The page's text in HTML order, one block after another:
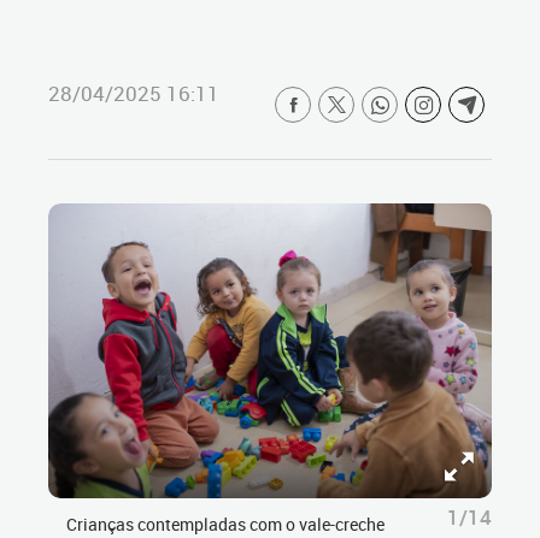
28/04/2025 16:11
Crianças contempladas com o vale-creche
1/14